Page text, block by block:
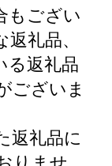
もござい
礼品、
る返礼品
ございま
返礼品に